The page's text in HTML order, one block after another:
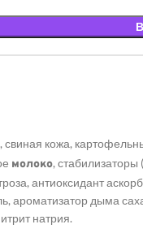
свиная кожа,
молоко,
антиоксидант
ароматизатор дыма
натрия.